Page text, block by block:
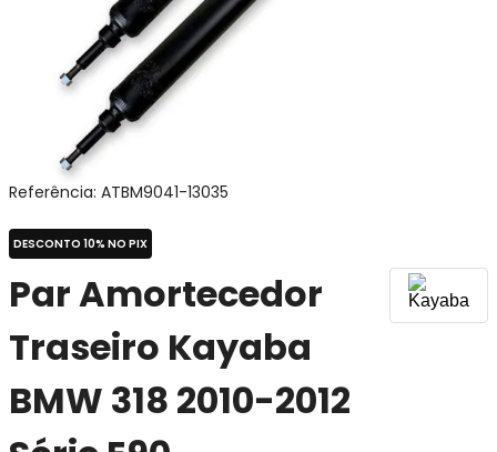
Referência: ATBM9041-13035
DESCONTO 10% NO PIX
Par Amortecedor
Traseiro Kayaba
BMW 318 2010-2012